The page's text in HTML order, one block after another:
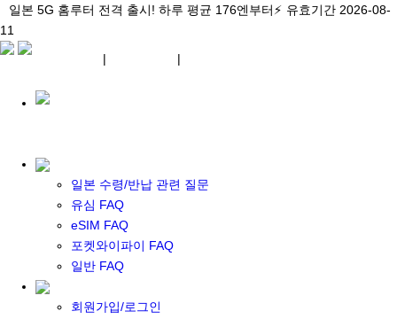
일본 5G 홈루터 전격 출시! 하루 평균 176엔부터⚡ 유효기간 2026-08-
11
일본 수령/반납 관련 질문
유심 FAQ
eSIM FAQ
포켓와이파이 FAQ
일반 FAQ
회원가입/로그인
\아이비디오 eSIM🇯🇵/ 일본 3대 현지망 모두 플랜 완비! 유효기간
2026-08-11
일본 5G 홈루터 전격 출시! 하루 평균 176엔부터⚡ 유효기간 2026-08-
11
| |
포켓 와이파이 대여
일본 와이파이
일본 계약 와이파이
eSIM
일본 eSIM